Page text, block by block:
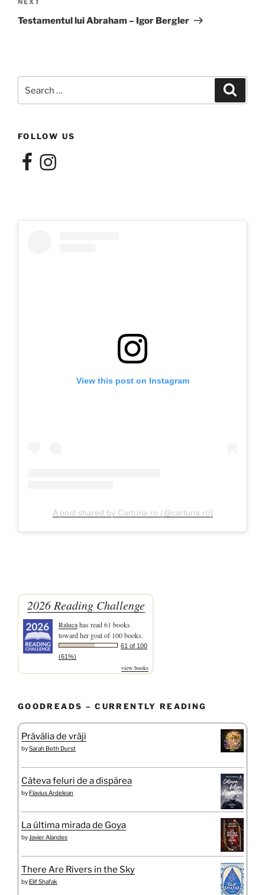
Next
Post
Testamentul lui Abraham – Igor Bergler
for:
FOLLOW US
FacebookInstagram
View this post on Instagram
A post shared by Carturia.ro (@carturia.ro)
2026 Reading Challenge
Ralucahas read 61 books
toward her goal of 100 books.
61 of 100
(61%)
view books
GOODREADS – CURRENTLY READING
Prăvălia de vrăji
bySarah Beth Durst
Câteva feluri de a dispărea
by Flavius Ardelean
La última mirada de Goya
by Javier Alandes
There Are Rivers in the Sky
by Elif Shafak